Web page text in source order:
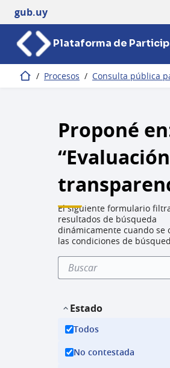
gub.uy
Plataforma de
Inicio / Procesos / Consulta pública
Proponé
El siguiente formulario
resultados de búsqueda
dinámicamente cuando se
las condiciones de
Estado
Todos
No contestada